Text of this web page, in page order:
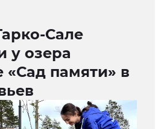
Сале
у озера
«Сад памяти» в